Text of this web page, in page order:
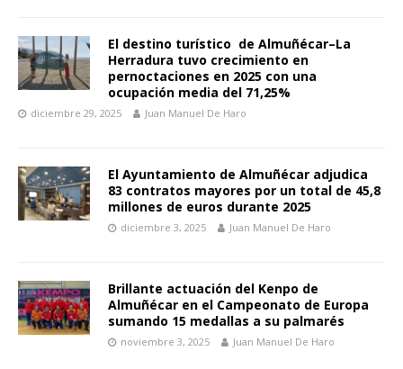
El destino turístico de Almuñécar–La
Herradura tuvo crecimiento en
pernoctaciones en 2025 con una
ocupación media del 71,25%
diciembre 29, 2025 Juan Manuel De Haro
El Ayuntamiento de Almuñécar adjudica
83 contratos mayores por un total de 45,8
millones de euros durante 2025
diciembre 3, 2025 Juan Manuel De Haro
Brillante actuación del Kenpo de
Almuñécar en el Campeonato de Europa
sumando 15 medallas a su palmarés
noviembre 3, 2025 Juan Manuel De Haro